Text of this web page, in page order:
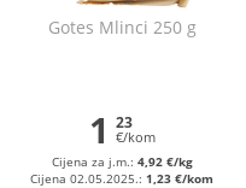
Gotes Mlinci 250 g
1 23
€/kom
Cijena za j.m.: 4,92 €/kg
Cijena 02.05.2025.:1,23 €/kom